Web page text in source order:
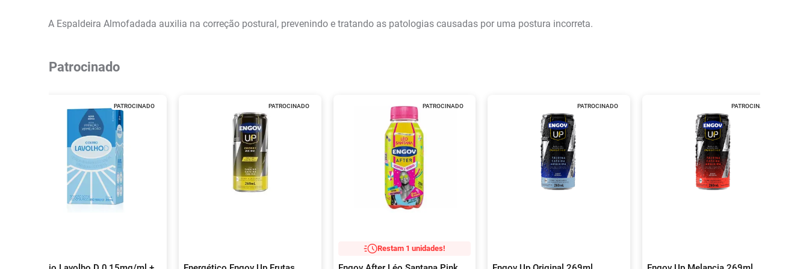
A Espaldeira Almofadada auxilia na correção postural, prevenindo e tratando as patologias causadas por uma postura incorreta.
Patrocinado
PATROCINADO PATROCINADO PATROCINADO
Restam 1 unidades!
PATROCINADO PATROCINADO